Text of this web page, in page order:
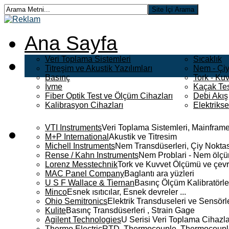
Ana Sayfa
Veri Toplama Sistemleri
Titreşim ve Akustik Yazılımları
Basınç
İvme
Fiber Optik Test ve Ölçüm Cihazları
Kalibrasyon Cihazları
Sıcaklık
Nem -
Tork -
Kaçak
Debi Akış
VTI InstrumentsVeri Toplama Sistemleri,
M+P International Akustik ve Titresim
Michell InstrumentsNem Transdüserleri, Çiy
Rense / Kahn InstrumentsNem Problari - Nem
Lorenz MesstechnikTork ve Kuvvet Ölçümü ve
MAC Panel CompanyBaglantı ara yüzleri
U S F Wallace & TiernanBasınç Ölçüm
MincoEsnek ısıtıcılar, Esnek devreler ...
Ohio SemitronicsElektrik Transduseleri ve
KuliteBasınç Transdüserleri , Strain Gage
Agilent TechnologiesU Serisi Veri Toplama